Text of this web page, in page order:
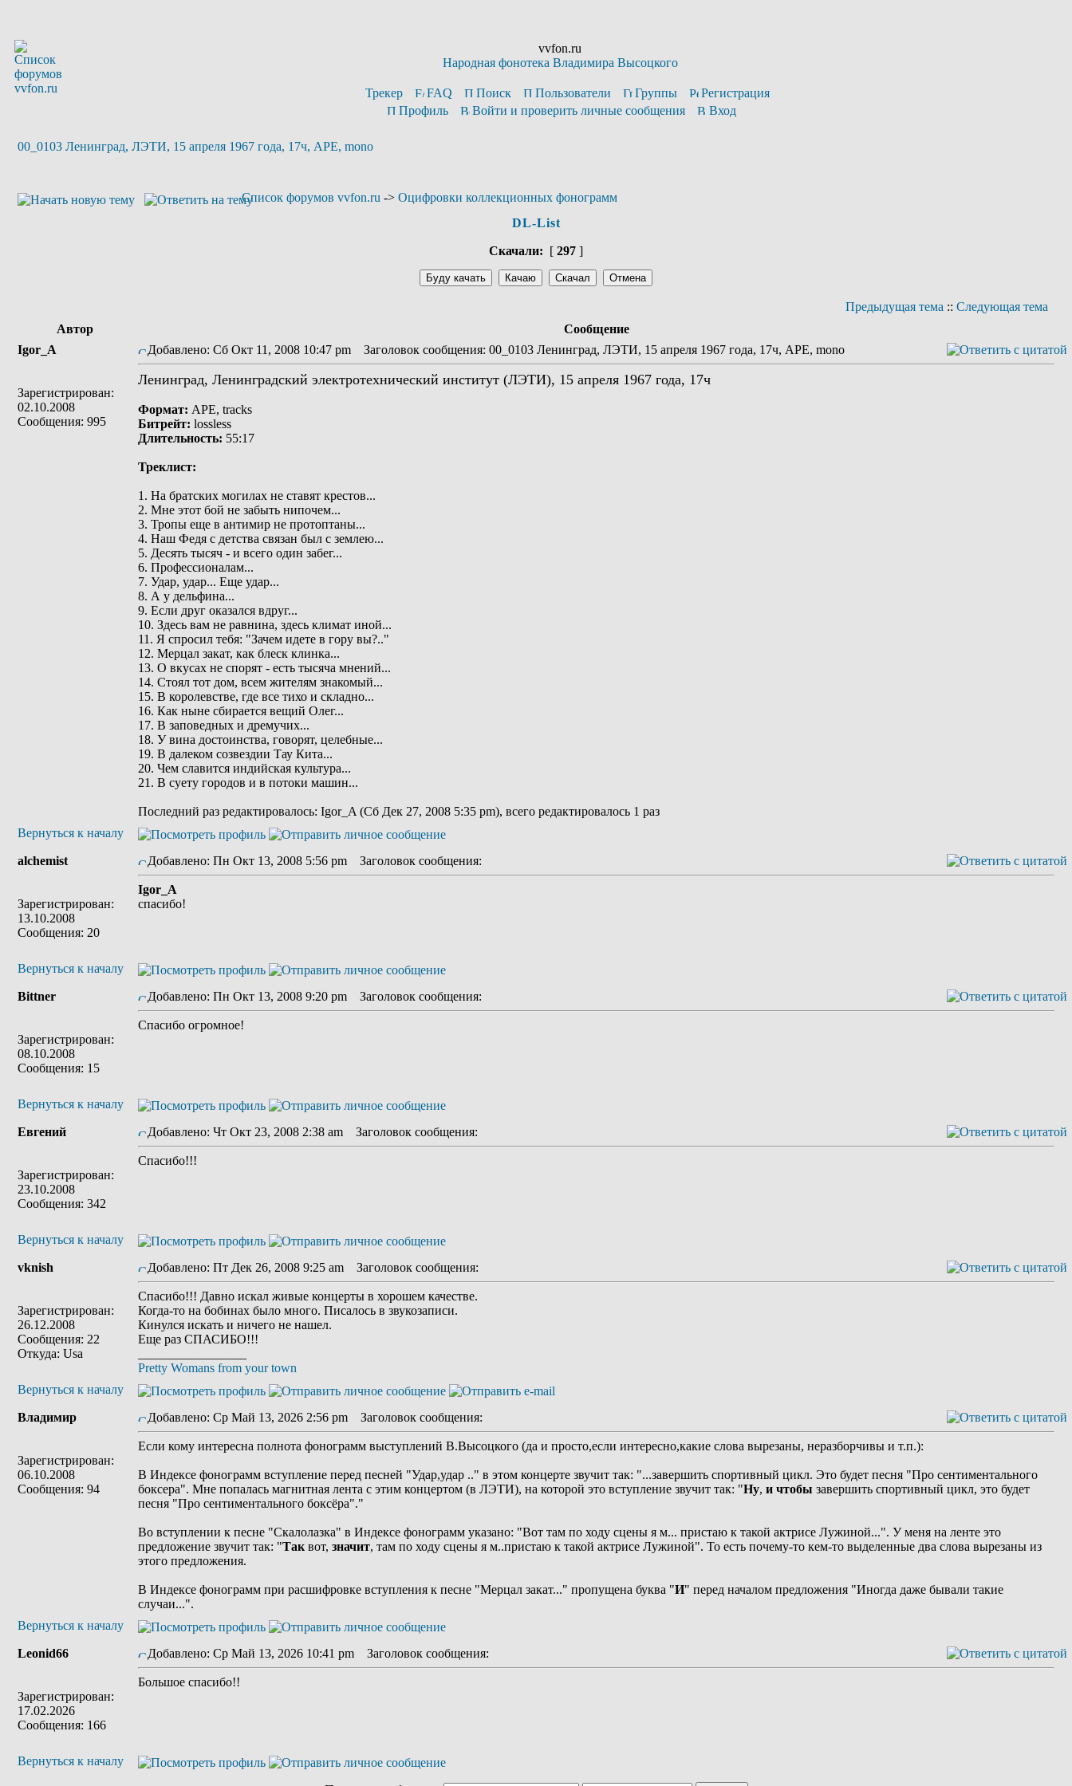
vvfon.ru
Народная фонотека Владимира Высоцкого
Трекер FAQ Поиск Пользователи Группы
Регистрация
Профиль
Войти и проверить личные сообщения Вход
00_0103 Ленинград, ЛЭТИ, 15 апреля 1967 года, 17ч, APE, mono
Список форумов vvfon.ru -> Оцифровки коллекционных фонограмм
DL-List
Скачали: [ 297 ]
Предыдущая тема :: Следующая тема
Автор
Сообщение
Igor_A
Зарегистрирован:
02.10.2008
Сообщения: 995
Добавлено: Сб Окт 11, 2008 10:47 pm Заголовок сообщения: 00_0103 Ленинград, ЛЭТИ, 15 апреля 1967 года, 17ч, APE, mono
Ленинград, Ленинградский электротехнический институт (ЛЭТИ), 15 апреля 1967 года, 17ч
Формат: APE, tracks
Битрейт: lossless
Длительность: 55:17
Треклист:
1. На братских могилах не ставят крестов...
2. Мне этот бой не забыть нипочем...
3. Тропы еще в антимир не протоптаны...
4. Наш Федя с детства связан был с землею...
5. Десять тысяч - и всего один забег...
6. Профессионалам...
7. Удар, удар... Еще удар...
8. А у дельфина...
9. Если друг оказался вдруг...
10. Здесь вам не равнина, здесь климат иной...
11. Я спросил тебя: "Зачем идете в гору вы?.."
12. Мерцал закат, как блеск клинка...
13. О вкусах не спорят - есть тысяча мнений...
14. Стоял тот дом, всем жителям знакомый...
15. В королевстве, где все тихо и складно...
16. Как ныне сбирается вещий Олег...
17. В заповедных и дремучих...
18. У вина достоинства, говорят, целебные...
19. В далеком созвездии Тау Кита...
20. Чем славится индийская культура...
21. В суету городов и в потоки машин...
Последний раз редактировалось: Igor_A (Сб Дек 27, 2008 5:35 pm), всего редактировалось 1 раз
Вернуться к началу
alchemist
Зарегистрирован:
13.10.2008
Сообщения: 20
Добавлено: Пн Окт 13, 2008 5:56 pm Заголовок сообщения:
Igor_A
спасибо!
Вернуться к началу
Bittner
Зарегистрирован:
08.10.2008
Сообщения: 15
Добавлено: Пн Окт 13, 2008 9:20 pm Заголовок сообщения:
Спасибо огромное!
Вернуться к началу
Евгений
Зарегистрирован:
23.10.2008
Сообщения: 342
Добавлено: Чт Окт 23, 2008 2:38 am Заголовок сообщения:
Спасибо!!!
Вернуться к началу
vknish
Зарегистрирован:
26.12.2008
Сообщения: 22
Откуда: Usa
Добавлено: Пт Дек 26, 2008 9:25 am Заголовок сообщения:
Спасибо!!! Давно искал живые концерты в хорошем качестве.
Когда-то на бобинах было много. Писалось в звукозаписи.
Кинулся искать и ничего не нашел.
Еще раз СПАСИБО!!!
Pretty Womans from your town
Вернуться к началу
Владимир
Зарегистрирован:
06.10.2008
Сообщения: 94
Добавлено: Ср Май 13, 2026 2:56 pm Заголовок сообщения:
Если кому интересна полнота фонограмм выступлений В.Высоцкого (да и просто,если интересно,какие слова вырезаны, неразборчивы и т.п.):
В Индексе фонограмм вступление перед песней "Удар,удар .." в этом концерте звучит так: "...завершить спортивный цикл. Это будет песня "Про сентиментального
боксера". Мне попалась магнитная лента с этим концертом (в ЛЭТИ), на которой это вступление звучит так: "Ну, и чтобы завершить спортивный цикл, это будет
песня "Про сентиментального боксёра"."
Во вступлении к песне "Скалолазка" в Индексе фонограмм указано: "Вот там по ходу сцены я м... пристаю к такой актрисе Лужиной...". У меня на ленте это
предложение звучит так: "Так вот, значит, там по ходу сцены я м..пристаю к такой актрисе Лужиной". То есть почему-то кем-то выделенные два слова вырезаны из
этого предложения.
В Индексе фонограмм при расшифровке вступления к песне "Мерцал закат..." пропущена буква "И" перед началом предложения "Иногда даже бывали такие
случаи...".
Вернуться к началу
Leonid66
Зарегистрирован:
17.02.2026
Сообщения: 166
Добавлено: Ср Май 13, 2026 10:41 pm Заголовок сообщения:
Большое спасибо!!
Вернуться к началу